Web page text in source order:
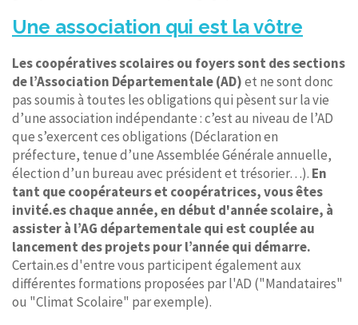
Une association qui est la vôtre
Les coopératives scolaires ou foyers sont des sections
de l’Association Départementale (AD)et ne sont donc
pas soumis à toutes les obligations qui pèsent sur la vie
d’une association indépendante : c’est au niveau de l’AD
que s’exercent ces obligations (Déclaration en
préfecture, tenue d’une Assemblée Générale annuelle,
élection d’un bureau avec président et trésorier…). En
tant que coopérateurs et coopératrices, vous êtes
invité.es chaque année, en début d'année scolaire, à
assister à l’AG départementale qui est couplée au
lancement des projets pour l’année qui démarre.
Certain.es d'entre vous participent également aux
différentes formations proposées par l'AD ("Mandataires"
ou "Climat Scolaire" par exemple).